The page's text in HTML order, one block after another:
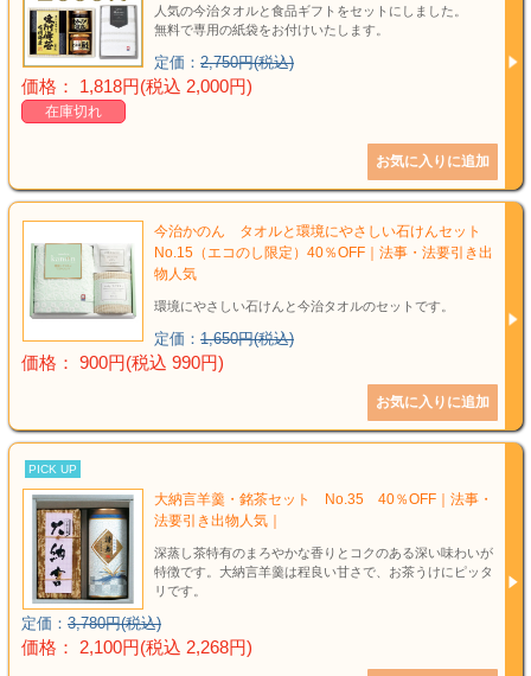
人気の今治タオルと食品ギフトをセットにしました。
無料で専用の紙袋をお付けいたします。
定価： 2,750円(税込)
価格： 1,818円(税込 2,000円)
在庫切れ
今治かのん タオルと環境にやさしい石けんセット
No.15（エコのし限定）40％OFF｜法事・法要引き出
物人気
環境にやさしい石けんと今治タオルのセットです。
定価： 1,650円(税込)
価格： 900円(税込 990円)
PICK UP
大納言羊羹・銘茶セット No.35 40％OFF｜法事・
法要引き出物人気｜
深蒸し茶特有のまろやかな香りとコクのある深い味わいが
特徴です。大納言羊羹は程良い甘さで、お茶うけにピッタ
リです。
定価： 3,780円(税込)
価格： 2,100円(税込 2,268円)